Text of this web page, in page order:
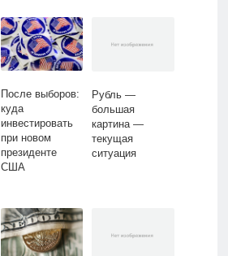
После выборов:
куда
инвестировать
при новом
президенте
США
Рубль —
большая
картина —
текущая
ситуация